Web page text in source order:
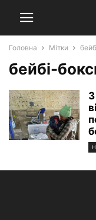
Головна Мітки
бейбі-